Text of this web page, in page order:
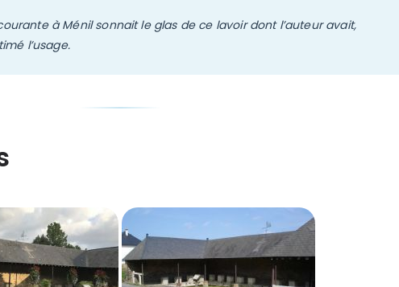
courante à Ménil sonnait le glas de ce lavoir dont l’auteur avait,
l’usage.